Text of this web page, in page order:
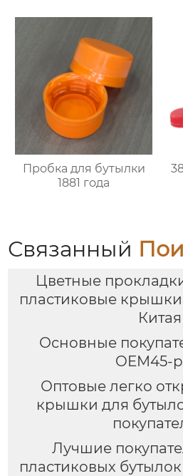
Пробка для бутылки
1881 года
Связанный
Цветные
пластиковые
Китая
Основные
OEM45-
Оптовые легко
крышки для
Лучшие
пластиковых